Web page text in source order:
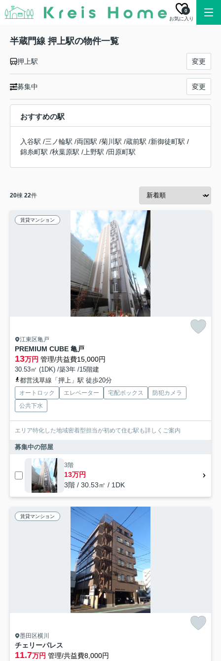
お気に入り
0
半蔵門線 押上駅の物件一覧
押上駅 変更
募集中 変更
おすすめの駅
入谷駅 /三ノ輪駅 /両国駅 /菊川駅 /蔵前駅 /新御徒町駅 /
錦糸町駅 /秋葉原駅 / 上野駅 /田原町駅
20棟 22件
賃貸マンション
江東区亀戸
PREMIUM CUBE 亀戸
13万円 管理/共益費15,000円
30.53㎡ (1DK) /築3年 /15階建
都営浅草線「押上」駅 徒歩20分
オートロック エレベーター 宅配ボックス
防犯カメラ
公共下水
エリア特化した地域密着型担当が初めて住む駅も詳しくご案内
募集中の部屋
3階
13万円
3階 / 30.53㎡ / 1DK
賃貸マンション
墨田区横川
チェリーパレス
11.7万円 管理/共益費8,000円